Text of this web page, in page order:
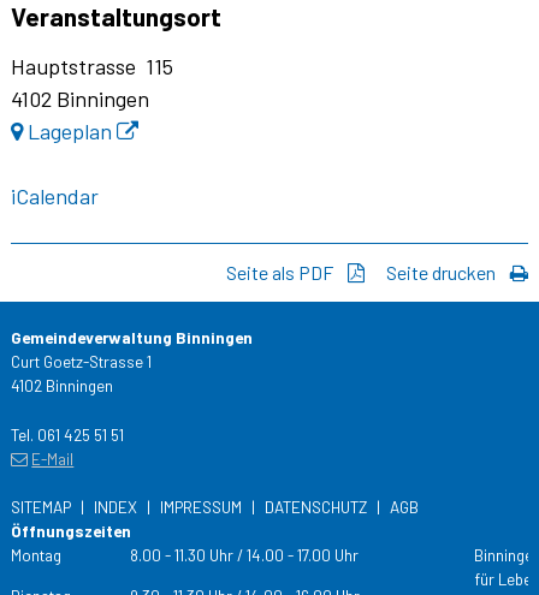
Veranstaltungsort
Hauptstrasse 115
4102 Binningen
Lageplan
iCalendar
Seite drucken
Seite als PDF
Gemeindeverwaltung Binningen
Curt Goetz-Strasse 1
4102 Binningen
Tel. 061 425 51 51
E-Mail
SITEMAP INDEX IMPRESSUM DATENSCHUTZ
AGB
Öffnungszeiten
TagÖffnungs­zeiten
Montag 8.00 - 11.30 Uhr / 14.00 - 17.00 Uhr
für